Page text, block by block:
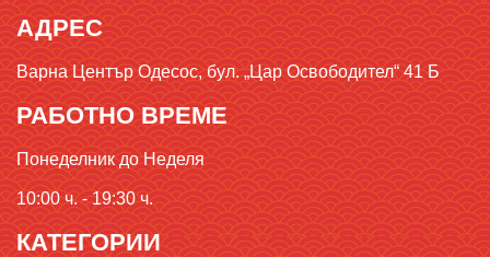
АДРЕС
Варна Център Одесос, бул. „Цар Освободител“ 41 Б
РАБОТНО ВРЕМЕ
Понеделник до Неделя
10:00 ч. - 19:30 ч.
КАТЕГОРИИ